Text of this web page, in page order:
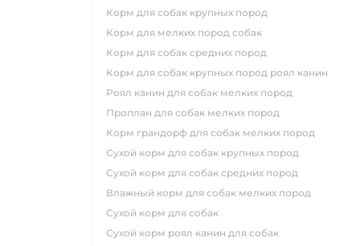
корм для собак крупных пород
корм для мелких пород собак
корм для собак средних пород
корм для собак крупных пород роял канин
роял канин для собак мелких пород
проплан для собак мелких пород
корм грандорф для собак мелких пород
сухой корм для собак крупных пород
сухой корм для собак средних пород
влажный корм для собак мелких пород
сухой корм для собак
сухой корм роял канин для собак